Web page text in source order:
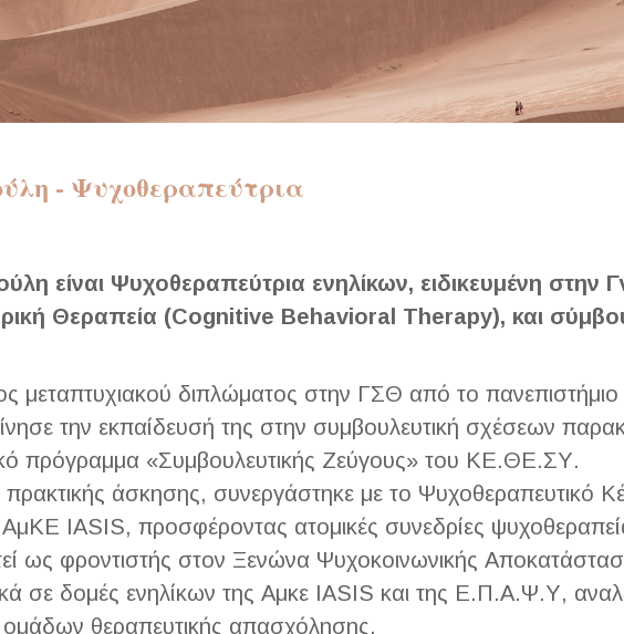
- Ψυχοθεραπεύτρια
είναι Ψυχοθεραπεύτρια ενηλίκων, ειδικευμένη στην
Θεραπεία (Cognitive Behavioral Therapy), και
μεταπτυχιακού διπλώματος στην ΓΣΘ από το
την εκπαίδευσή της στην συμβουλευτική σχέσεων
πρόγραμμα «Συμβουλευτικής Ζεύγους» του ΚΕ.ΘΕ.ΣΥ.
πρακτικής άσκησης, συνεργάστηκε με το Ψυχοθεραπευτικό
IASIS, προσφέροντας ατομικές συνεδρίες
ως φροντιστής στον Ξενώνα Ψυχοκοινωνικής
σε δομές ενηλίκων της Αμκε IASIS και της Ε.Π.Α.Ψ.Υ,
ομάδων θεραπευτικής απασχόλησης.